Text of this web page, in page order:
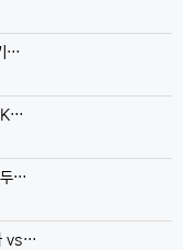
…
K…
…
vs…